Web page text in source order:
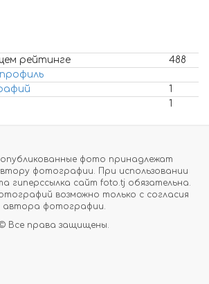
рейтинге
488
1
1
фото принадлежат
фотографии. При использовании
гиперссылка сайт foto.tj обязательна.
возможно только с согласия
автора фотографии.
Все права защищены.